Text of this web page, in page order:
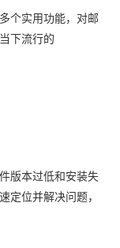
个实用功能，对邮
下流行的
版本过低和安装失
定位并解决问题，